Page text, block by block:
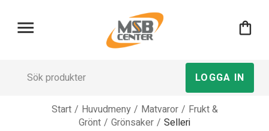
menu shopping_bag
LOGGA IN
Start / Huvudmeny / Matvaror / Frukt &
Grönt / Grönsaker / Selleri